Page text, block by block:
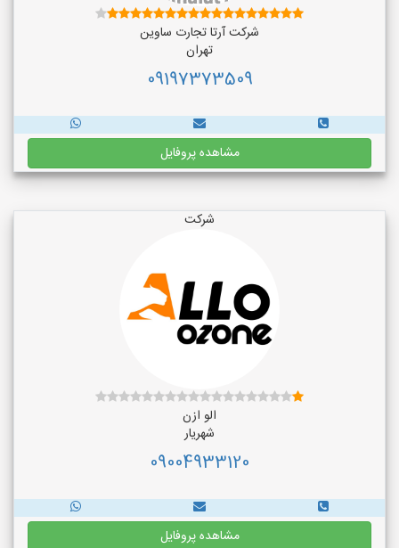
شرکت آرتا تجارت ساوین
تهران
09197373509
مشاهده پروفایل
شرکت
الو ازن
شهریار
09004933120
مشاهده پروفایل